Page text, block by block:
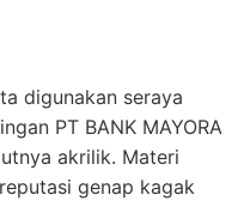
digunakan seraya
PT BANK MAYORA
akrilik. Materi
genap kagak